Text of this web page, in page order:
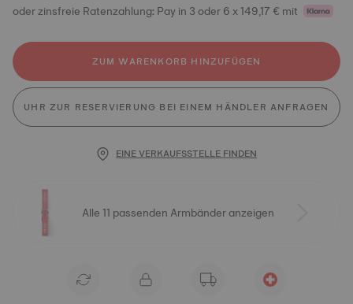
oder zinsfreie Ratenzahlung: Pay in 3 oder 6 x 149,17 € mit
ZUM WARENKORB HINZUFÜGEN
UHR ZUR RESERVIERUNG BEI EINEM HÄNDLER ANFRAGEN
EINE VERKAUFSSTELLE FINDEN
Alle 11 passenden Armbänder anzeigen